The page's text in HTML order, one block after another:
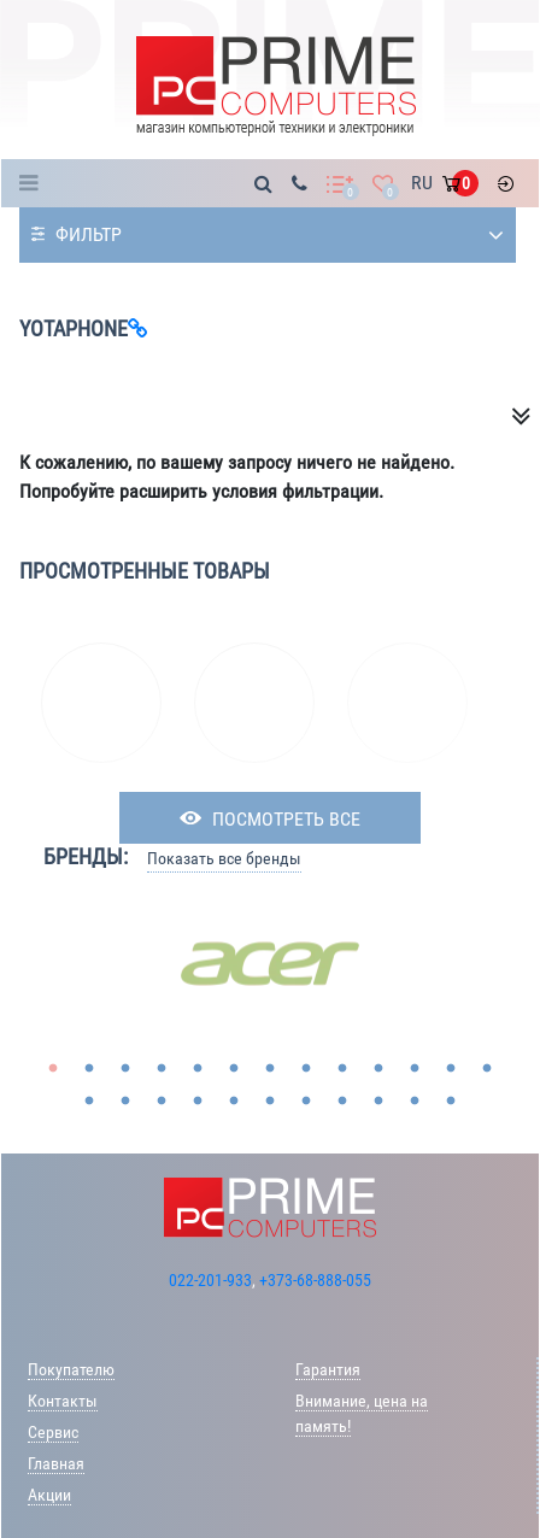
0 0 RU 0
ФИЛЬТР
YOTAPHONE
К сожалению, по вашему запросу ничего не найдено.
Попробуйте расширить условия фильтрации.
ПРОСМОТРЕННЫЕ ТОВАРЫ
ПОСМОТРЕТЬ ВСЕ
БРЕНДЫ: Показать все бренды
022-201-933, +373-68-888-055
Покупателю
Контакты
Сервис
Главная
Акции
Гарантия
Внимание, цена на
память!